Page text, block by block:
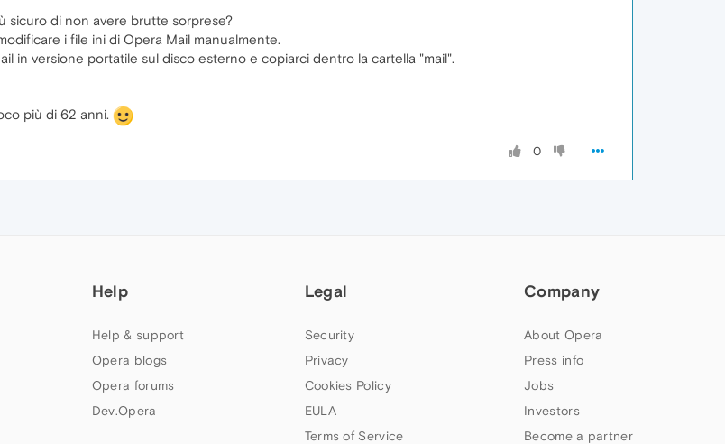
sicuro di non avere brutte sorprese?
i file ini di Opera Mail manualmente.
in versione portatile sul disco esterno e copiarci dentro la cartella "mail".
più di 62 anni.
0
Help
Help & support
Opera blogs
Opera forums
Dev.Opera
Legal
Security
Privacy
Cookies Policy
EULA
Terms of Service
Company
About Opera
Press info
Jobs
Investors
Become a partner